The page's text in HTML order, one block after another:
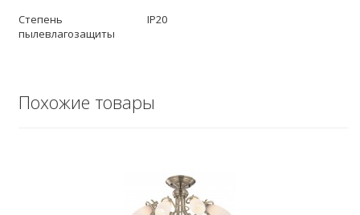
Степень
пылевлагозащиты
IP20
Похожие товары